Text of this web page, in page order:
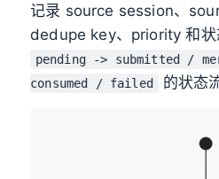
记录 source session、
dedupe key、priority 和状
pending -> submitted /
consumed / failed
的状态